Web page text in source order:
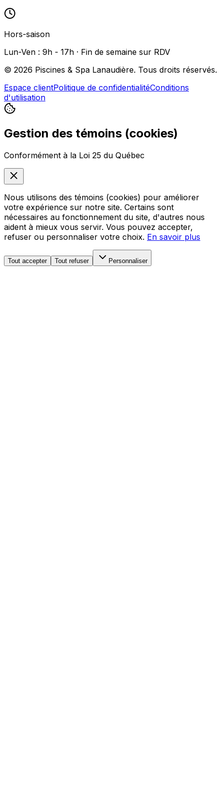
Hors-saison
Lun-Ven : 9h - 17h · Fin de semaine sur RDV
© 2026 Piscines & Spa Lanaudière. Tous droits réservés.
Espace clientPolitique de confidentialitéConditions
d'utilisation
Gestion des témoins (cookies)
Conformément à la Loi 25 du Québec
Nous utilisons des témoins (cookies) pour améliorer
votre expérience sur notre site. Certains sont
nécessaires au fonctionnement du site, d'autres nous
aident à mieux vous servir. Vous pouvez accepter,
refuser ou personnaliser votre choix. En savoir plus
Tout accepter Tout refuser Personnaliser